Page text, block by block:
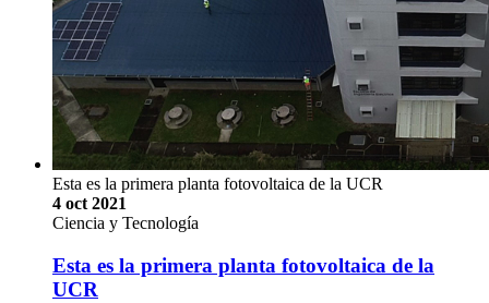
Esta es la primera planta fotovoltaica de la UCR
4 oct 2021
Ciencia y Tecnología
Esta es la primera planta fotovoltaica de la
UCR